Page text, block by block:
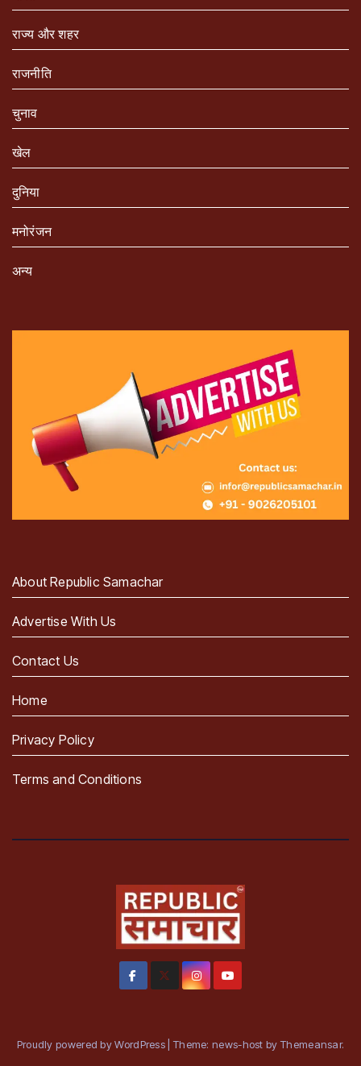
राज्य और शहर
राजनीति
चुनाव
खेल
दुनिया
मनोरंजन
अन्य
About Republic Samachar
Advertise With Us
Contact Us
Home
Privacy Policy
Terms and Conditions
Proudly powered by WordPress Theme: news-host by Themeansar.